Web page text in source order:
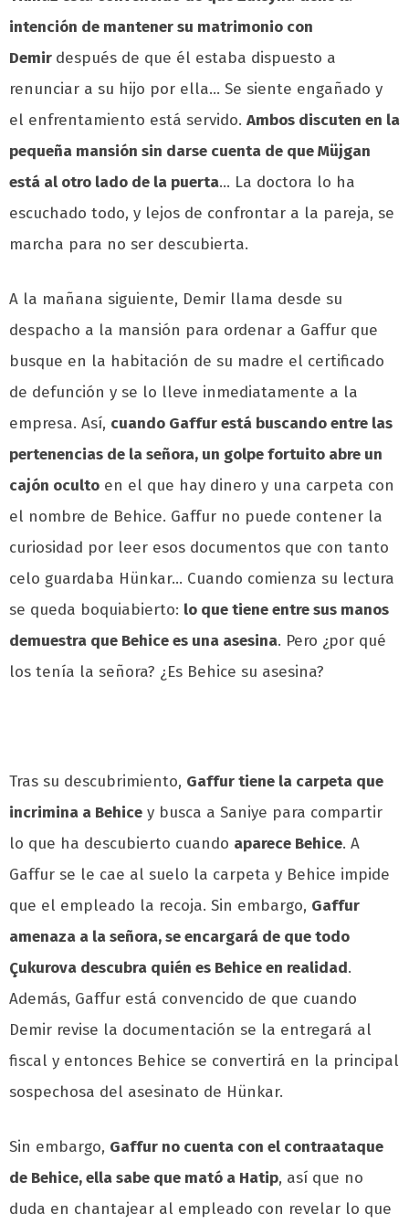
intención de mantener su matrimonio con
Demir después de que él estaba dispuesto a
renunciar a su hijo por ella… Se siente engañado y
el enfrentamiento está servido. Ambos discuten en la
pequeña mansión sin darse cuenta de que Müjgan
está al otro lado de la puerta… La doctora lo ha
escuchado todo, y lejos de confrontar a la pareja, se
marcha para no ser descubierta.
A la mañana siguiente, Demir llama desde su
despacho a la mansión para ordenar a Gaffur que
busque en la habitación de su madre el certificado
de defunción y se lo lleve inmediatamente a la
empresa. Así, cuando Gaffur está buscando entre las
pertenencias de la señora, un golpe fortuito abre un
cajón oculto en el que hay dinero y una carpeta con
el nombre de Behice. Gaffur no puede contener la
curiosidad por leer esos documentos que con tanto
celo guardaba Hünkar… Cuando comienza su lectura
se queda boquiabierto: lo que tiene entre sus manos
demuestra que Behice es una asesina. Pero ¿por qué
los tenía la señora? ¿Es Behice su asesina?
Tras su descubrimiento, Gaffur tiene la carpeta que
incrimina a Behice y busca a Saniye para compartir
lo que ha descubierto cuando aparece Behice. A
Gaffur se le cae al suelo la carpeta y Behice impide
que el empleado la recoja. Sin embargo, Gaffur
amenaza a la señora, se encargará de que todo
Çukurova descubra quién es Behice en realidad.
Además, Gaffur está convencido de que cuando
Demir revise la documentación se la entregará al
fiscal y entonces Behice se convertirá en la principal
sospechosa del asesinato de Hünkar.
Sin embargo, Gaffur no cuenta con el contraataque
de Behice, ella sabe que mató a Hatip, así que no
duda en chantajear al empleado con revelar lo que